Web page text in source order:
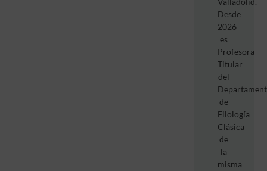
Desde
2026
es
Profesora
Titular
del
de
Filología
Clásica
de
la
misma